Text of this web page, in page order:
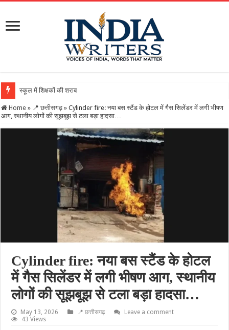
स्कूल में शिक्षकों की शराब पार्टी का वीडियो वायरल, DEO
Home » 📍 छत्तीसगढ़ » Cylinder fire: नया बस स्टैंड के होटल में गैस सिलेंडर में लगी भीषण
आग, स्थानीय लोगों की सूझबूझ से टला बड़ा हादसा…
Cylinder fire: नया बस स्टैंड के होटल
में गैस सिलेंडर में लगी भीषण आग, स्थानीय
लोगों की सूझबूझ से टला बड़ा हादसा…
May 13, 2026 📍 छत्तीसगढ़
Leave a comment
43 Views